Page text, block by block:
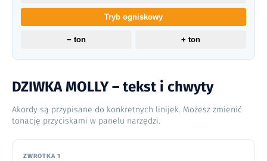
DZIWKA MOLLY – tekst i chwyty
Akordy są przypisane do konkretnych linijek. Możesz zmienić
tonację przyciskami w panelu narzędzi.
ZWROTKA 1
Tryb ogniskowy
− ton + ton